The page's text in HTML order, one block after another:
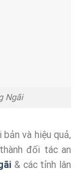
Ngãi
và hiệu quả,
đối tác an
& các tỉnh lân